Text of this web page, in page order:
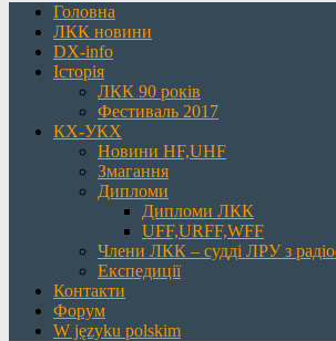
Головна
ЛКК новини
DX-info
Історія
ЛКК 90 років
Фестиваль 2017
КХ-УКХ
Новини HF,UHF
Змагання
Дипломи
Дипломи ЛКК
UFF,URFF,WFF
Члени ЛКК – судді ЛРУ з
Експедиції
Контакти
Форум
W języku polskim